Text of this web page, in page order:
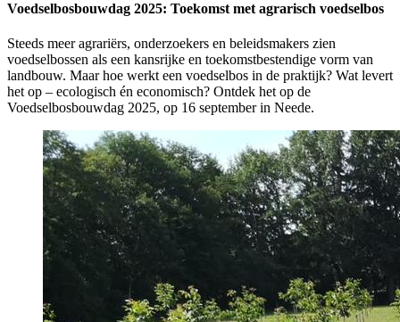
Voedselbosbouwdag 2025: Toekomst met agrarisch voedselbos
Steeds meer agrariërs, onderzoekers en beleidsmakers zien
voedselbossen als een kansrijke en toekomstbestendige vorm van
landbouw. Maar hoe werkt een voedselbos in de praktijk? Wat levert
het op – ecologisch én economisch? Ontdek het op de
Voedselbosbouwdag 2025, op 16 september in Neede.